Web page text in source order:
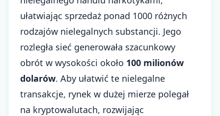
ułatwiając sprzedaż ponad 1000 różnych
rodzajów nielegalnych substancji. Jego
rozległa sieć generowała szacunkowy
obrót w wysokości około 100 milionów
dolarów. Aby ułatwić te nielegalne
transakcje, rynek w dużej mierze polegał
na kryptowalutach, rozwijając